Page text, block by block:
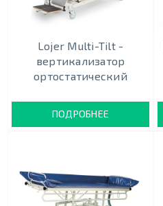
Lojer Multi-Tilt -
вертикализатор
ортостатический
ПОДРОБНЕЕ